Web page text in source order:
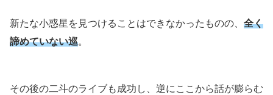
新たな小惑星を見つけることはできなかったものの、 全く
諦めていない巡。
その後の二斗のライブも成功し、逆にここから話が膨らむ